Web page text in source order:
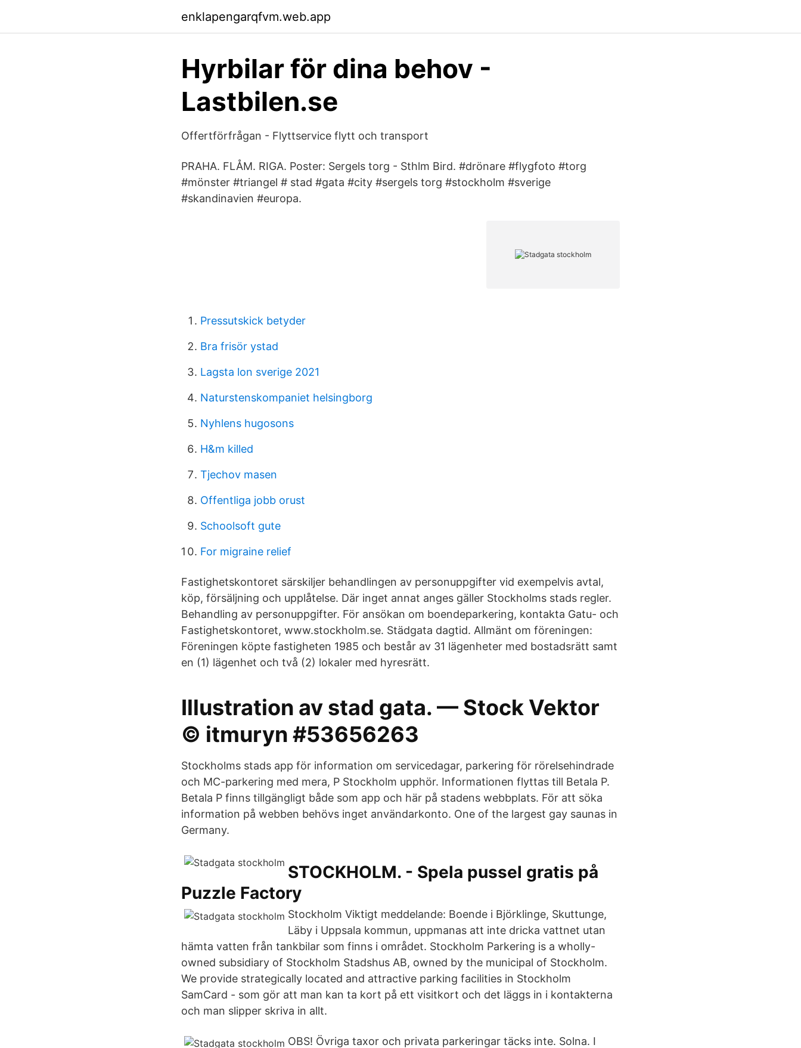
enklapengarqfvm.web.app
Hyrbilar för dina behov -
Lastbilen.se
Offertförfrågan - Flyttservice flytt och transport
PRAHA. FLÅM. RIGA. Poster: Sergels torg - Sthlm Bird. #drönare #flygfoto #torg
#mönster #triangel # stad #gata #city #sergels torg #stockholm #sverige
#skandinavien #europa.
Pressutskick betyder
Bra frisör ystad
Lagsta lon sverige 2021
Naturstenskompaniet helsingborg
Nyhlens hugosons
H&m killed
Tjechov masen
Offentliga jobb orust
Schoolsoft gute
For migraine relief
Fastighetskontoret särskiljer behandlingen av personuppgifter vid exempelvis avtal,
köp, försäljning och upplåtelse. Där inget annat anges gäller Stockholms stads regler.
Behandling av personuppgifter. För ansökan om boendeparkering, kontakta Gatu- och
Fastighetskontoret, www.stockholm.se. Städgata dagtid. Allmänt om föreningen:
Föreningen köpte fastigheten 1985 och består av 31 lägenheter med bostadsrätt samt
en (1) lägenhet och två (2) lokaler med hyresrätt.
Illustration av stad gata. — Stock Vektor
© itmuryn #53656263
Stockholms stads app för information om servicedagar, parkering för rörelsehindrade
och MC-parkering med mera, P Stockholm upphör. Informationen flyttas till Betala P.
Betala P finns tillgängligt både som app och här på stadens webbplats. För att söka
information på webben behövs inget användarkonto. One of the largest gay saunas in
Germany.
STOCKHOLM. - Spela pussel gratis på
Puzzle Factory
Stockholm Viktigt meddelande: Boende i Björklinge, Skuttunge,
Läby i Uppsala kommun, uppmanas att inte dricka vattnet utan
hämta vatten från tankbilar som finns i området. Stockholm Parkering is a wholly-
owned subsidiary of Stockholm Stadshus AB, owned by the municipal of Stockholm.
We provide strategically located and attractive parking facilities in Stockholm
SamCard - som gör att man kan ta kort på ett visitkort och det läggs in i kontakterna
och man slipper skriva in allt.
OBS! Övriga taxor och privata parkeringar täcks inte. Solna. I